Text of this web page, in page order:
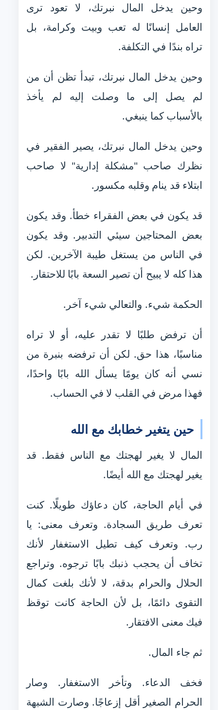
وحين يدخل المال نبرتك، لا تعود ترى
العامل إنسانًا له تعب وبيت وكرامة، بل
تراه بندًا في التكلفة.
وحين يدخل المال نبرتك، تبدأ تظن أن من
لم يصل إلى ما وصلت إليه لم يأخذ
بالأسباب كما ينبغي.
وحين يدخل المال نبرتك، يصير الفقير في
نظرك صاحب "مشكلة إدارية" لا صاحب
ابتلاء قد ينام وقلبه مكسور.
قد يكون في بعض الفقراء خطأ. وقد يكون
بعض المحتاجين سيئي التدبير. وقد يكون
في الناس من يستغل طيبة الآخرين. لكن
هذا كله لا يبيح أن تصير السعة بابًا للاحتقار.
الحكمة شيء. والتعالي شيء آخر.
أن ترفض طلبًا لا تقدر عليه، أو لا تراه
مناسبًا، هذا حق. لكن أن ترفضه بنبرة من
نسي أنه كان يومًا يسأل الله بابًا واحدًا،
فهذا مرض في القلب لا في الحساب.
حين يتغير خطابك مع الله
المال لا يغير لهجتك مع الناس فقط. قد
يغير لهجتك مع الله أيضًا.
في أيام الحاجة، كان دعاؤك طويلًا. كنت
تعرف طريق السجادة. وتعرف معنى: يا
رب. وتعرف كيف تطيل الاستغفار لأنك
تخاف أن يحجب ذنبك بابًا ترجوه. وتراجع
الحلال والحرام بدقة، لا لأنك بلغت كمال
التقوى دائمًا، بل لأن الحاجة كانت توقظ
فيك معنى الافتقار.
ثم جاء المال.
فخف الدعاء. وتأخر الاستغفار. وصار
الحرام الصغير أقل إزعاجًا. وصارت الشبهة